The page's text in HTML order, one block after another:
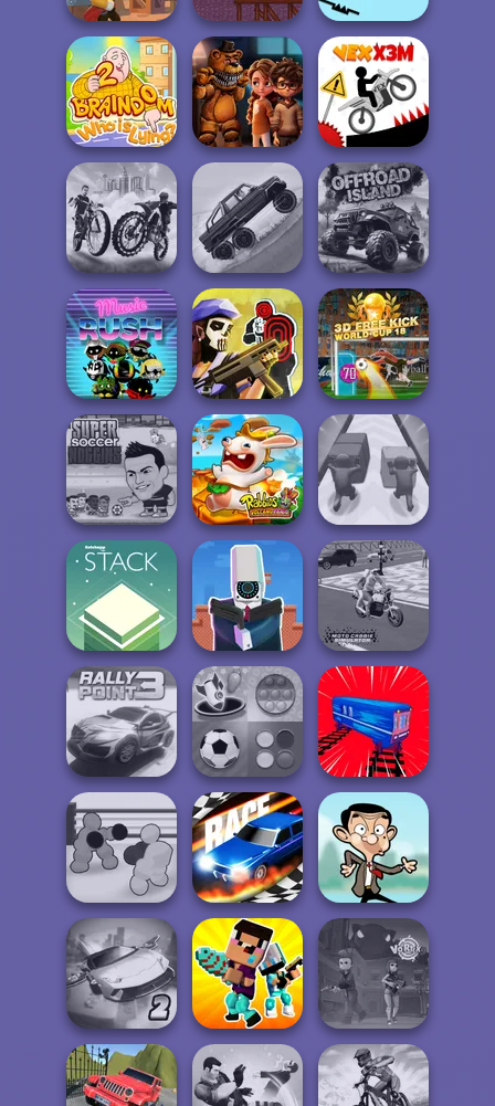
Western Sniper Gold Mine Go Escape
Braindom 2:
Who is Lying?
FNAF Horror At
Home
Vex X3M
City Bike Racing
Champion
Hill Climbing
Mania
Offroad Island
Music Rush
Tom Clancy's
Shootout
3D Free Kick
World Cup 18
Super Soccer
Noggins
Rabbids Volcano
Panic
Push The Colors
Stack
Cameraman vs
Toilets Puzzle
Moto Cabbie
Simulator
Rally Point 3
Mind Games for
2-3-4 Player
Train Drift
Boxing Gang
Stars
Drag Race 3D Mr Bean Jump